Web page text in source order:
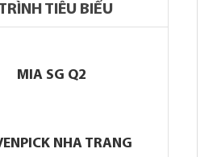
TIÊU BIỂU
MIA SG Q2
NHA TRANG